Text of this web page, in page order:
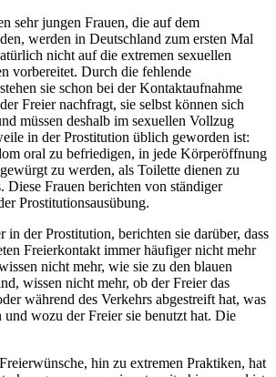
sehr jungen Frauen, die auf dem
werden in Deutschland zum ersten Mal
nicht auf die extremen sexuellen
vorbereitet. Durch die fehlende
sie schon bei der Kontaktaufnahme
Freier nachfragt, sie selbst können sich
müssen deshalb im sexuellen Vollzug
in der Prostitution üblich geworden ist:
oral zu befriedigen, in jede Körperöffnung
zu werden, als Toilette dienen zu
Diese Frauen berichten von ständiger
Prostitutionsausübung.
in der Prostitution, berichten sie darüber, dass
Freierkontakt immer häufiger nicht mehr
nicht mehr, wie sie zu den blauen
wissen nicht mehr, ob der Freier das
während des Verkehrs abgestreift hat, was
und wozu der Freier sie benutzt hat. Die
hin zu extremen Praktiken, hat